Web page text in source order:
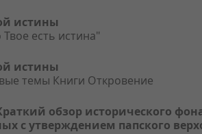
истины
есть истина"
истины
темы Книги Откровение
обзор исторического
с утверждением папского